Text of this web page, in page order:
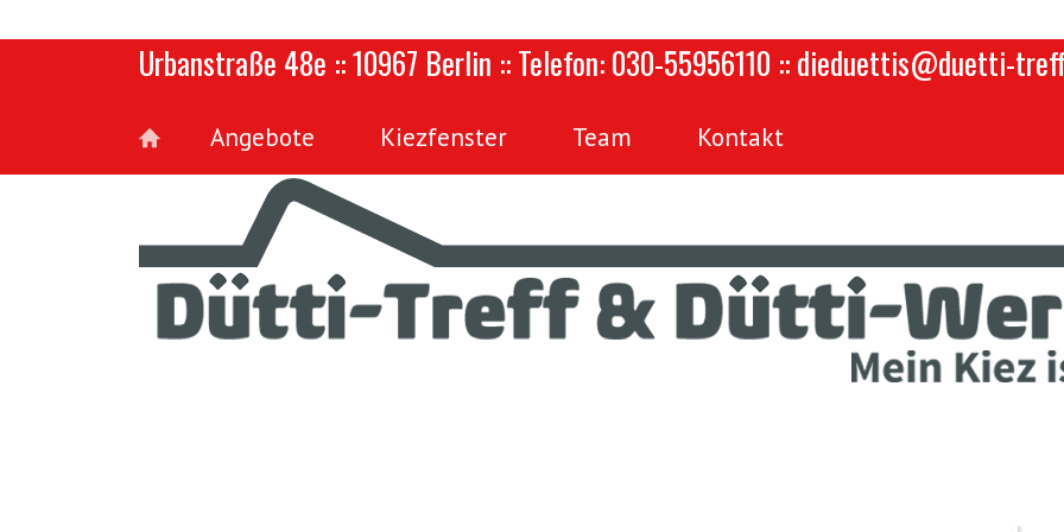
Urbanstraße 48e :: 10967 Berlin :: Telefon: 030-55956110 :: dieduettis@duetti-
Angebote Kiezfenster Team Kontakt